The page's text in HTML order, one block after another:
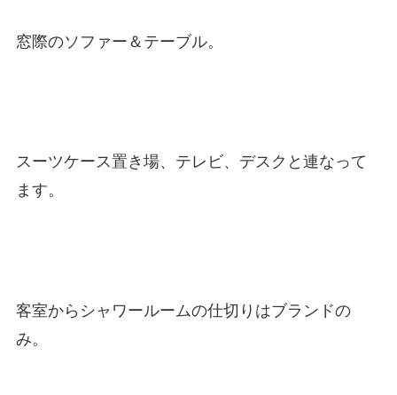
窓際のソファー＆テーブル。
スーツケース置き場、テレビ、デスクと連なって
ます。
客室からシャワールームの仕切りはブランドの
み。